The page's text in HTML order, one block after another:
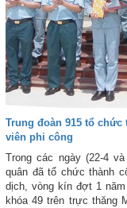
Trung đoàn 915 tổ
viên phi công
Trong các ngày (22-4
quân đã tổ chức thành
dịch, vòng kín đợt 1
khóa 49 trên trực thăng